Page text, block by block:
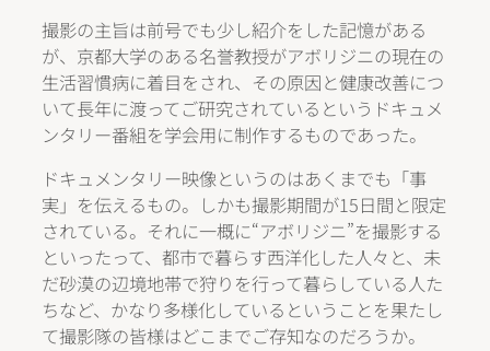
撮影の主旨は前号でも少し紹介をした記憶がある
が、京都大学のある名誉教授がアボリジニの現在の
生活習慣病に着目をされ、その原因と健康改善につ
いて長年に渡ってご研究されているというドキュメ
ンタリー番組を学会用に制作するものであった。
ドキュメンタリー映像というのはあくまでも「事
実」を伝えるもの。しかも撮影期間が15日間と限定
されている。それに一概に“アボリジニ”を撮影する
といったって、都市で暮らす西洋化した人々と、未
だ砂漠の辺境地帯で狩りを行って暮らしている人た
ちなど、かなり多様化しているということを果たし
て撮影隊の皆様はどこまでご存知なのだろうか。